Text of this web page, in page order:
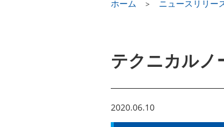
ホーム ニュースリリー
テクニカルノ
2020.06.10